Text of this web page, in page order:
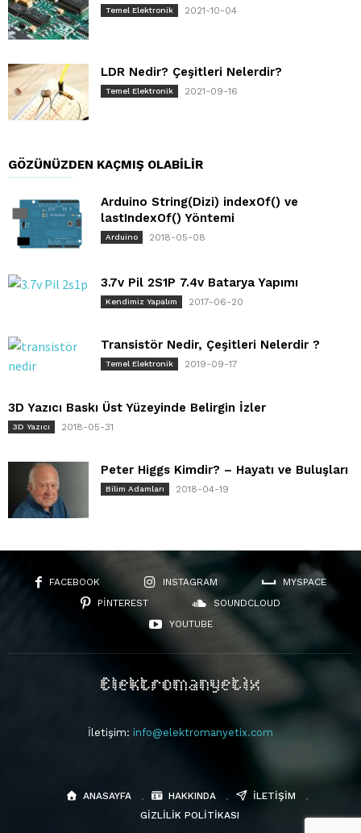
Temel Elektronik 2021-10-04
LDR Nedir? Çeşitleri Nelerdir?
Temel Elektronik 2021-09-16
GÖZÜNÜZDEN KAÇMIŞ OLABILIR
Arduino String(Dizi) indexOf() ve
lastIndexOf() Yöntemi
Arduino 2018-05-08
3.7v Pil 2S1P 7.4v Batarya Yapımı
Kendimiz Yapalım 2017-06-20
Transistör Nedir, Çeşitleri Nelerdir ?
Temel Elektronik 2019-09-17
3D Yazıcı Baskı Üst Yüzeyinde Belirgin İzler
3D Yazıcı 2018-05-31
Peter Higgs Kimdir? – Hayatı ve Buluşları
Bilim Adamları 2018-04-19
FACEBOOK INSTAGRAM
MYSPACE
PINTEREST
SOUNDCLOUD
YOUTUBE
İletişim: info@elektromanyetix.com
ANASAYFA HAKKINDA
İLETIŞIM
GIZLILIK POLITIKASI